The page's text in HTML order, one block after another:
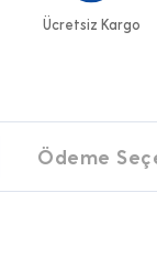
Ücretsiz Kargo
Ödeme